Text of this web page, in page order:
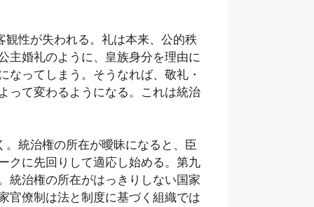
観性が失われる。礼は本来、公的秩
主婚礼のように、皇族身分を理由に
ってしまう。そうなれば、敬礼・
って変わるようになる。これは統治
。統治権の所在が曖昧になると、臣
クに先回りして適応し始める。第九
統治権の所在がはっきりしない国家
官僚制は法と制度に基づく組織では